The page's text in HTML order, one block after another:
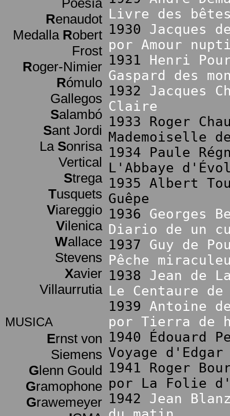
Poesía
Renaudot
Medalla Robert
Frost
Roger-Nimier
Rómulo
Gallegos
Salambó
Sant Jordi
La Sonrisa
Vertical
Strega
Tusquets
Viareggio
Vilenica
Wallace
Stevens
Xavier
Villaurrutia
MUSICA
Ernst von
Siemens
Glenn Gould
Gramophone
Grawemeyer
Livre des
1930 Jacques
por Amour
1931 Henri
Gaspard des
1932 Jacques
Claire
1933 Roger
Mademoiselle
1934 Paule
L'Abbaye
1935 Albert
Guêpe
1936 Georges
Diario de un
1937 Guy de
Pêche
1938 Jean de
Le Centaure de
1939 Antoine
por Tierra de
1940 Édouard
Voyage d'Edgar
1941 Roger
por La Folie
1942 Jean